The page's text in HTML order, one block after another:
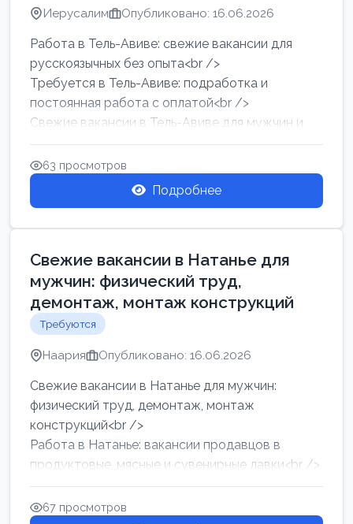
Иерусалим Опубликовано: 16.06.2026
Работа в Тель-Авиве: свежие вакансии для
русскоязычных без опыта<br />
Требуется в Тель-Авиве: подработка и
постоянная работа с оплатой<br />
Свежие вакансии в Тель-Авиве для мужчин и
женщин от хозя...
63 просмотров
Подробнее
Свежие вакансии в Натанье для
мужчин: физический труд,
демонтаж, монтаж конструкций
Требуются
Наария Опубликовано: 16.06.2026
Свежие вакансии в Натанье для мужчин:
физический труд, демонтаж, монтаж
конструкций<br />
Работа в Натанье: вакансии продавцов в
продуктовые, мясные и сувенирные лавки<br />
Разнорабочий на сборку м...
67 просмотров